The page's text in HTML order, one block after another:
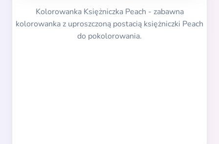
Kolorowanka Księżniczka Peach - zabawna
kolorowanka z uproszczoną postacią księżniczki Peach
do pokolorowania.